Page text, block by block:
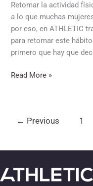
Retomar la actividad
a lo que muchas
por eso, en ATHLETIC
para retomar este
primero que hay que
Read More »
← Previous 1